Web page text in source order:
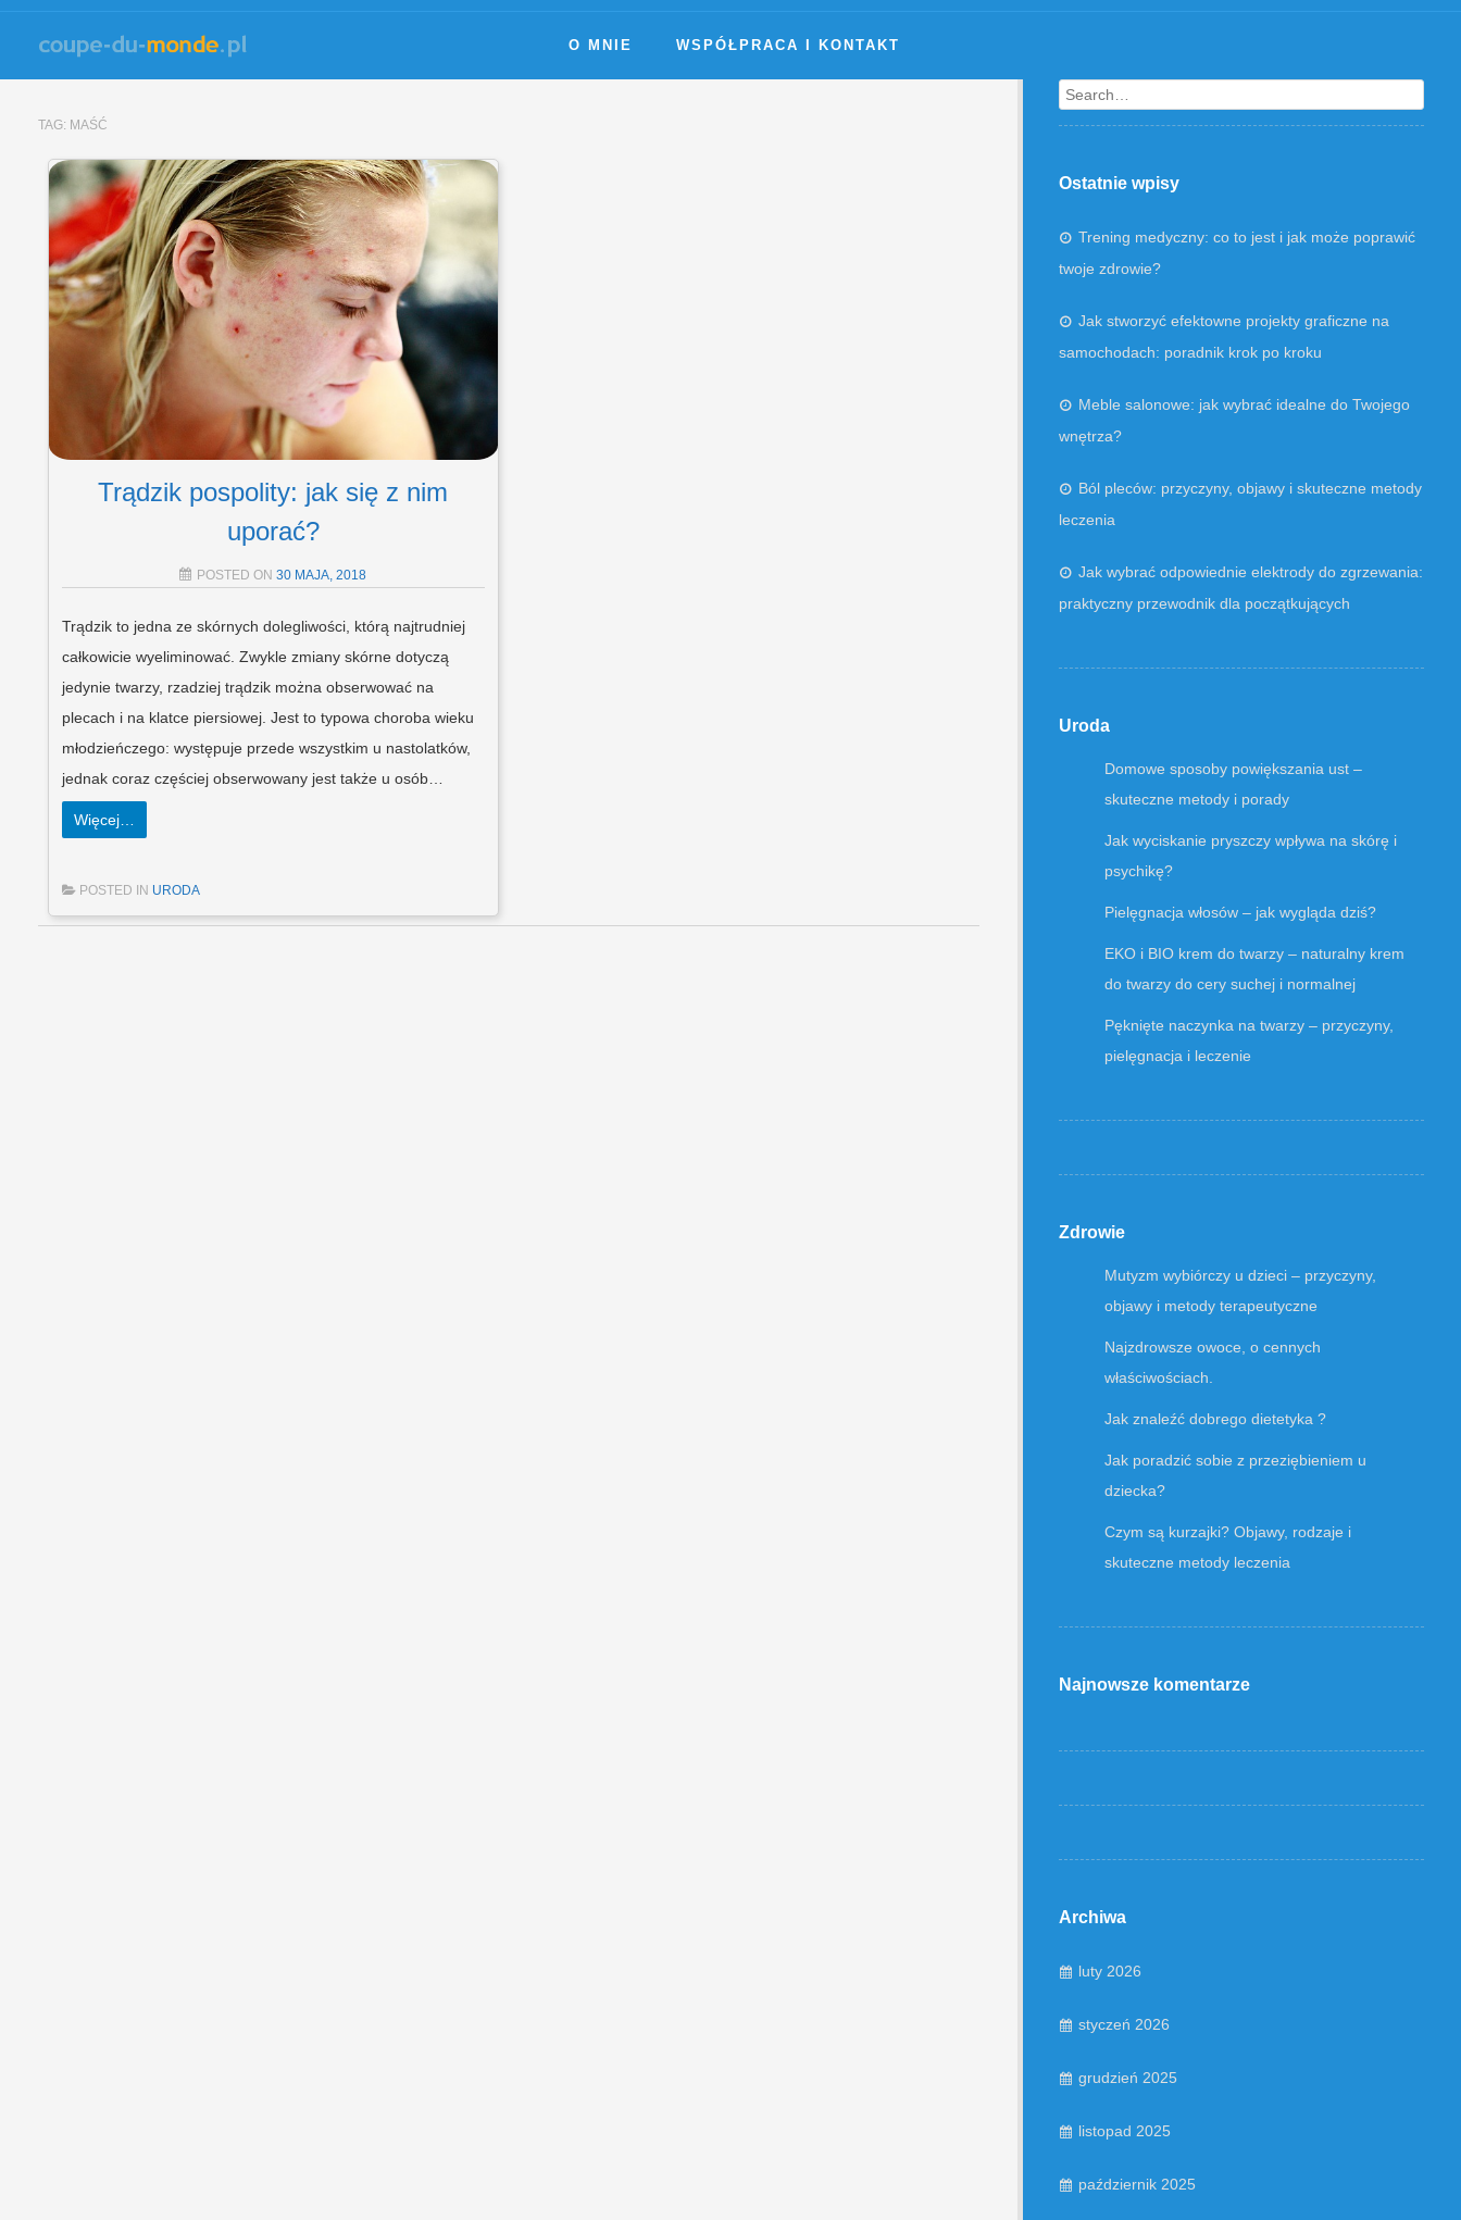
O MNIE WSPÓŁPRACA I KONTAKT
TAG: MAŚĆ
Trądzik pospolity: jak się z nim
uporać?
POSTED ON30 MAJA, 2018
Trądzik to jedna ze skórnych dolegliwości, którą najtrudniej
całkowicie wyeliminować. Zwykle zmiany skórne dotyczą
jedynie twarzy, rzadziej trądzik można obserwować na
plecach i na klatce piersiowej. Jest to typowa choroba wieku
młodzieńczego: występuje przede wszystkim u nastolatków,
jednak coraz częściej obserwowany jest także u osób…
Więcej…
POSTED IN URODA
Search
Ostatnie wpisy
Trening medyczny: co to jest i jak może poprawić
twoje zdrowie?
Jak stworzyć efektowne projekty graficzne na
samochodach: poradnik krok po kroku
Meble salonowe: jak wybrać idealne do Twojego
wnętrza?
Ból pleców: przyczyny, objawy i skuteczne metody
leczenia
Jak wybrać odpowiednie elektrody do zgrzewania:
praktyczny przewodnik dla początkujących
Uroda
Domowe sposoby powiększania ust –
skuteczne metody i porady
Jak wyciskanie pryszczy wpływa na skórę i
psychikę?
Pielęgnacja włosów – jak wygląda dziś?
EKO i BIO krem do twarzy – naturalny krem
do twarzy do cery suchej i normalnej
Pęknięte naczynka na twarzy – przyczyny,
pielęgnacja i leczenie
Zdrowie
Mutyzm wybiórczy u dzieci – przyczyny,
objawy i metody terapeutyczne
Najzdrowsze owoce, o cennych
właściwościach.
Jak znaleźć dobrego dietetyka ?
Jak poradzić sobie z przeziębieniem u
dziecka?
Czym są kurzajki? Objawy, rodzaje i
skuteczne metody leczenia
Najnowsze komentarze
Archiwa
luty 2026
styczeń 2026
grudzień 2025
listopad 2025
październik 2025